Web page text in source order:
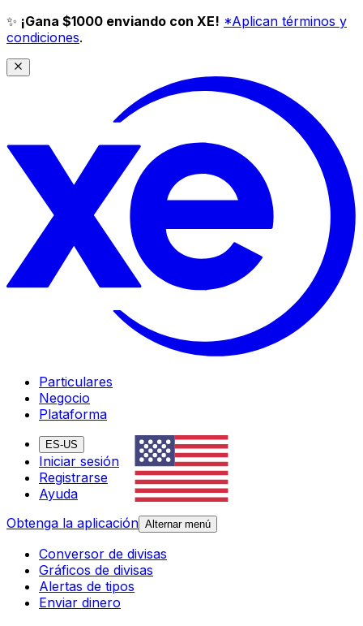
✨ ¡Gana $1000 enviando con XE! *Aplican términos y
condiciones.
Particulares
Negocio
Plataforma
ES-US
Iniciar sesión
Registrarse
Ayuda
Obtenga la aplicación Alternar menú
Conversor de divisas
Gráficos de divisas
Alertas de tipos
Enviar dinero